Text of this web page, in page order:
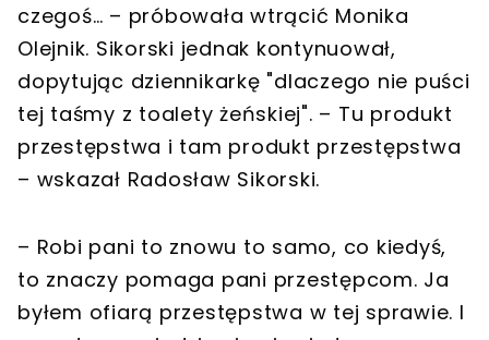
czegoś… – próbowała wtrącić Monika
Olejnik. Sikorski jednak kontynuował,
dopytując dziennikarkę "dlaczego nie puści
tej taśmy z toalety żeńskiej". – Tu produkt
przestępstwa i tam produkt przestępstwa
– wskazał Radosław Sikorski.
– Robi pani to znowu to samo, co kiedyś,
to znaczy pomaga pani przestępcom. Ja
byłem ofiarą przestępstwa w tej sprawie. I